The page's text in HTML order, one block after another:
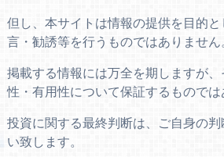
但し、本サイトは情報の提供を目的
言・勧誘等を行うものではありません
掲載する情報には万全を期しますが
性・有用性について保証するものでは
投資に関する最終判断は、ご自身の
い致します。